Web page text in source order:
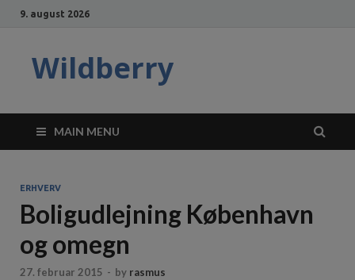
9. august 2026
Wildberry
MAIN MENU
ERHVERV
Boligudlejning København
og omegn
27. februar 2015 - by rasmus